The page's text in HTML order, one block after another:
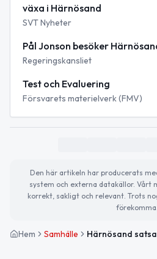
växa i Härnösand
SVT Nyheter
Pål Jonson besöker
Regeringskansliet
Test och Evaluering
Försvarets materielverk (FMV)
Den här artikeln har producerats
system och externa datakällor. Vårt
korrekt, sakligt och relevant. Trots
förekomma.
Hem Samhälle